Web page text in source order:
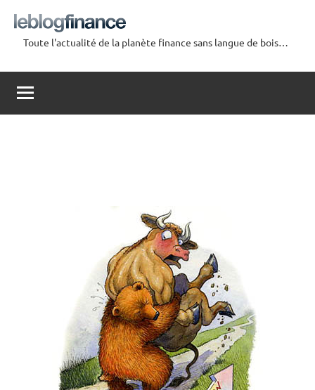
contenu
Blog
Finance
Toute l'actualité de la planète finance sans langue de bois…